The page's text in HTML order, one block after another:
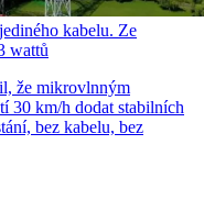
kabelu. Ze
wattů
že mikrovlnným
30 km/h dodat stabilních
bez kabelu, bez